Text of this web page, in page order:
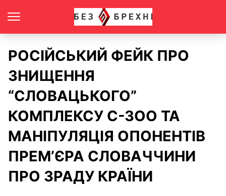
РОСІЙСЬКИЙ ФЕЙК ПРО
ЗНИЩЕННЯ
“СЛОВАЦЬКОГО”
КОМПЛЕКСУ С-ЗОО ТА
МАНІПУЛЯЦІЯ ОПОНЕНТІВ
ПРЕМ’ЄРА СЛОВАЧЧИНИ
ПРО ЗРАДУ КРАЇНИ